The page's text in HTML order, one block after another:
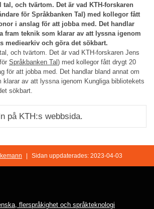
och tvärtom. Det är vad KTH-forskaren
för Språkbanken Tal) med kollegor fått
i anslag för att jobba med. Det handlar
fram teknik som klarar av att lyssna igenom
mediearkiv och göra det sökbart.
och tvärtom. Det är vad KTH-forskaren Jens
Språkbanken Tal) med kollegor fått drygt 20
för att jobba med. Det handlar bland annat om
av att lyssna igenom Kungliga bibliotekets
sökbart.
på KTH:s webbsida.
Sidan uppdaterades: 2023-04-03
flerspråkighet och språkteknologi